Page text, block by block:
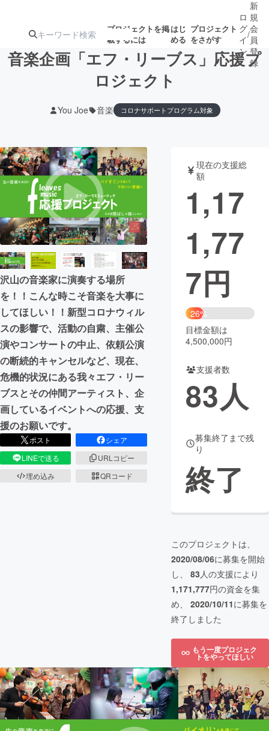
プロジェクトを掲
載するには
はじ
める
プロジェクト
をさがす
ターン
注目の新着プロ
ジェクト
募集終了が近いプ
ロジェクト
もうすぐ公開
されます
アート・写真 音楽
テクノロジー・ガジェット ゲーム・サ
映像・映画
ビジネス・起業
まちづくり・地域活性化
CAMPFIRE for Social Good
CAMPFIRE Creation
CAMPFIREふるさと納税machi-ya コミュニティ
ロ
グ
イ
ン
/
新
規
会
員
登
録
音楽企画「エフ・リーブス」応援プ
ロジェクト
You Joe 音楽 コロナサポートプログラム対象
沢山の音楽家に演奏する場所
を！！こんな時こそ音楽を大事に
してほしい！！新型コロナウィル
スの影響で、活動の自粛、主催公
演やコンサートの中止、依頼公演
の断続的キャンセルなど、現在、
危機的状況にある我々エフ・リー
ブスとその仲間アーティスト、企
画しているイベントへの応援、支
援のお願いです。
ポスト
シェア
LINEで送る
URLコピー
埋め込み
QRコード
現在の支援総
額
1,17
1,77
7円
26%
目標金額は
4,500,000円
支援者数
83人
募集終了まで残
り
終了
このプロジェクトは、
2020/08/06に募集を開始
し、 83人の支援により
1,171,777円の資金を集
め、 2020/10/11に募集を
終了しました
もう一度プロジェク
トをやってほしい